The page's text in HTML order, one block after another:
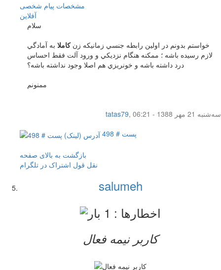
مشخصات پیام شخصی
آفلاين
سلام
خواستم بدونم در اولين رابطه جنسي زمانيكه زنكاملا به آمادگي
لازم رسيده باشه ؛ ممكنه هنگام نزديكي و ورود آلت فقط احساس
درد داشته باشه و خونريزي هم اصلا وجود نداشته باشه؟
ممنونم
tatas79,
سه‌شنبه 21 مهر 1388 - 06:21
پست # 498
بازگشت به بالای صفحه
نقل قول اشتراک در تلگرام
salumeh
کاربر نيمه فعال